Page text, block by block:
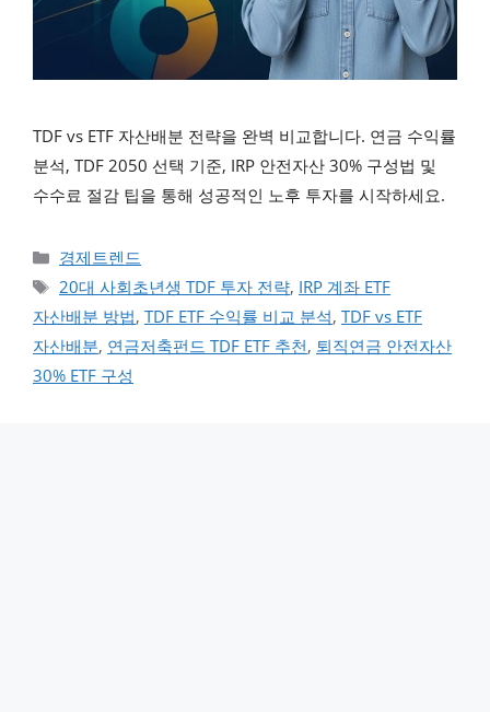
TDF vs ETF 자산배분 전략을 완벽 비교합니다. 연금 수익률
분석, TDF 2050 선택 기준, IRP 안전자산 30% 구성법 및
수수료 절감 팁을 통해 성공적인 노후 투자를 시작하세요.
카테고리
경제트렌드
태그
20대 사회초년생 TDF 투자 전략, IRP 계좌 ETF
자산배분 방법, TDF ETF 수익률 비교 분석, TDF vs ETF
자산배분, 연금저축펀드 TDF ETF 추천, 퇴직연금 안전자산
30% ETF 구성